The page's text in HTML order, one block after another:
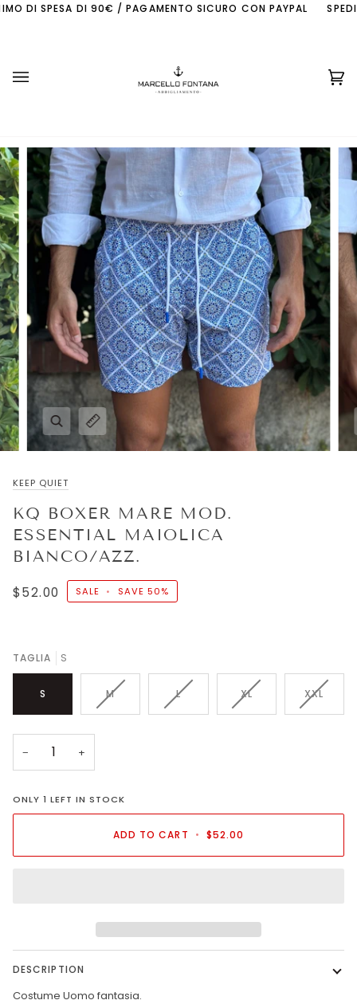
SkipDI SPESA DI 90€ / PAGAMENTO SICURO CON PAYPAL
KEEP QUIET
KQ BOXER MARE MOD.
ESSENTIAL MAIOLICA
BIANCO/AZZ.
$52.00 SALE • SAVE 50%
TAGLIA S
S MVARIANT
LVARIANT
XL
VARIANT
XXL
− +
ONLY1 LEFT IN STOCK
ADD TO CART • $52.00
DESCRIPTION
Costume Uomo fantasia.